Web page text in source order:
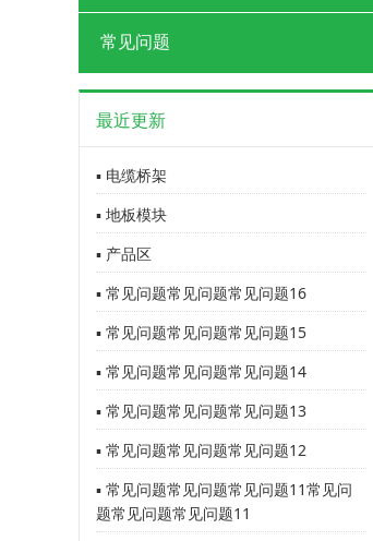
常见问题
最近更新
▪ 电缆桥架
▪ 地板模块
▪ 产品区
▪ 常见问题常见问题常见问题16
▪ 常见问题常见问题常见问题15
▪ 常见问题常见问题常见问题14
▪ 常见问题常见问题常见问题13
▪ 常见问题常见问题常见问题12
▪ 常见问题常见问题常见问题11常见问
题常见问题常见问题11